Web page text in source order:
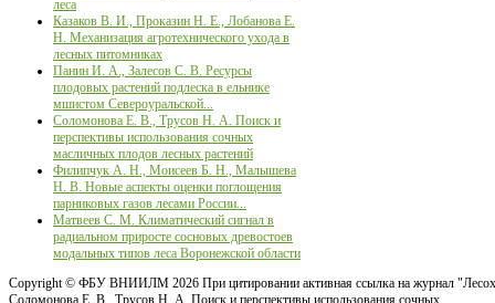
леса
Казаков В. И., Проказин Н. Е., Лобанова Е.
Н. Механизация агротехнического ухода в
лесных питомниках
Панин И. А., Залесов С. В. Ресурсы
плодовых растений подлеска в ельнике
мшистом Североуральской...
Соломонова Е. В., Трусов Н. А. Поиск и
перспективы использования сочных
масличных плодов лесных растений
Филипчук А. Н., Моисеев Б. Н., Малышева
Н. В. Новые аспекты оценки поглощения
парниковых газов лесами России...
Матвеев С. М. Климатический сигнал в
радиальном приросте сосновых древостоев
модальных типов леса Воронежской области
Copyright © ФБУ ВНИИЛМ 2026 При цитировании активная ссылка на журнал
Соломонова Е. В., Трусов Н. А. Поиск и перспективы использования сочных